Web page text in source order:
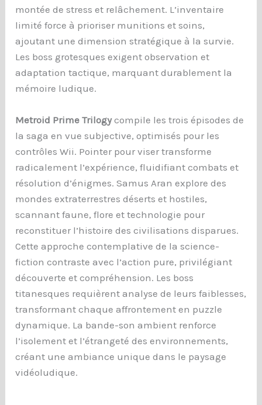
montée de stress et relâchement. L’inventaire
limité force à prioriser munitions et soins,
ajoutant une dimension stratégique à la survie.
Les boss grotesques exigent observation et
adaptation tactique, marquant durablement la
mémoire ludique.
Metroid Prime Trilogycompile les trois épisodes de
la saga en vue subjective, optimisés pour les
contrôles Wii. Pointer pour viser transforme
radicalement l’expérience, fluidifiant combats et
résolution d’énigmes. Samus Aran explore des
mondes extraterrestres déserts et hostiles,
scannant faune, flore et technologie pour
reconstituer l’histoire des civilisations disparues.
Cette approche contemplative de la science-
fiction contraste avec l’action pure, privilégiant
découverte et compréhension. Les boss
titanesques requièrent analyse de leurs faiblesses,
transformant chaque affrontement en puzzle
dynamique. La bande-son ambient renforce
l’isolement et l’étrangeté des environnements,
créant une ambiance unique dans le paysage
vidéoludique.